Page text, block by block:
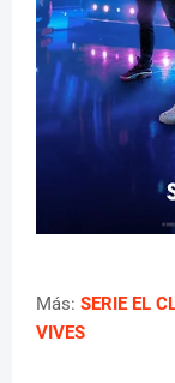
Más: SERIE EL
VIVES